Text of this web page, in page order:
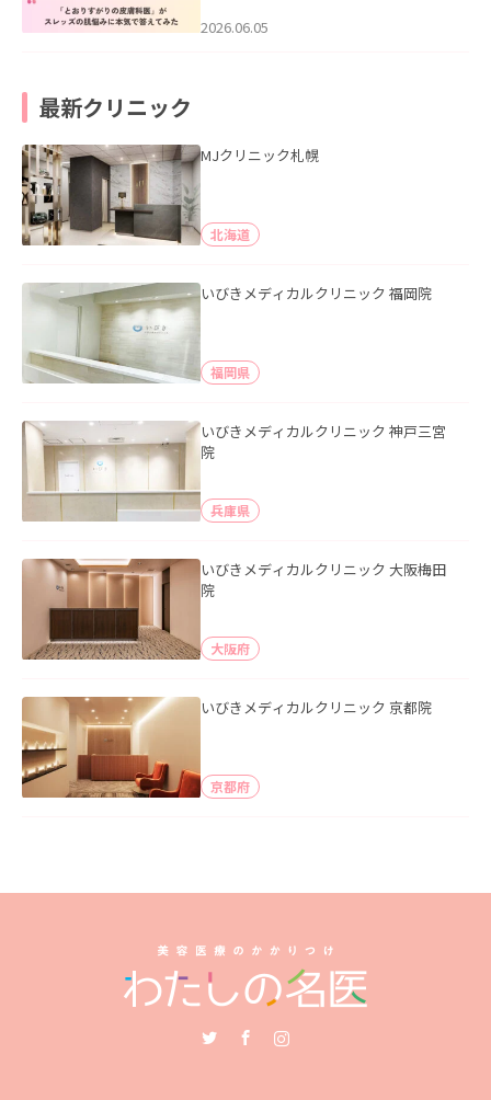
2026.06.05
最新クリニック
MJクリニック札幌
北海道
いびきメディカルクリニック 福岡院
福岡県
いびきメディカルクリニック 神戸三宮
院
兵庫県
いびきメディカルクリニック 大阪梅田
院
大阪府
いびきメディカルクリニック 京都院
京都府